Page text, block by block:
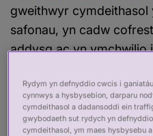
gweithwyr cymdeithasol
safonau, yn cadw
addysg ac yn ymchwilio
O 2 Rhagfyr 2019,
England y gwaith o
cymdeithasol yn Lloegr
Rydym yn defnyddio cwcis i
cynnwys a hysbysebion, darparu
cymdeithasol a dadansoddi ein
gwybodaeth sut rydych yn
cymdeithasol, ym maes hysbysebu